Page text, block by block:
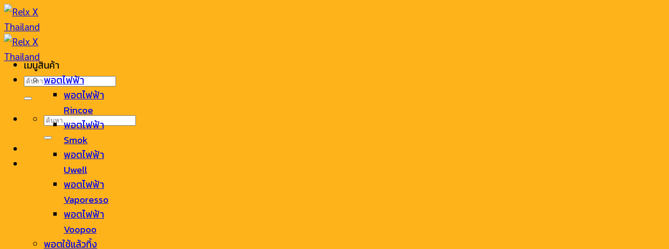
Skip
to
content
ค้นหา:
ค้นหา:
เมนูสินค้า
พอตไฟฟ้า
พอตไฟฟ้า
Rincoe
พอตไฟฟ้า
Smok
พอตไฟฟ้า
Uwell
พอตไฟฟ้า
Vaporesso
พอตไฟฟ้า
Voopoo
พอตใช้แล้วทิ้ง